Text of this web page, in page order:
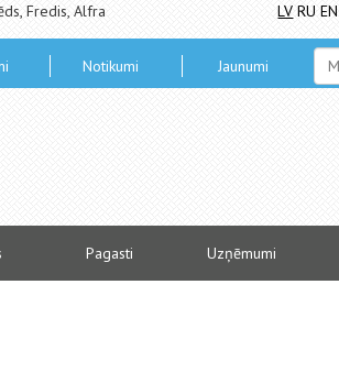
Fredis, Alfra LV RU EN
Notikumi Jaunumi
Pagasti Uzņēmumi